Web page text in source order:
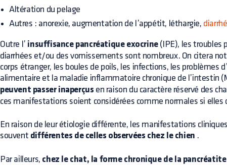
Altération du pelage
Autres : anorexie, augmentation de l’appétit, léthargie,
Outre l’ insuffisance pancréatique exocrine(IPE), les troubles
diarrhées et/ou des vomissements sont nombreux. On citera
corps étranger, les boules de poils, les infections, les problèmes
alimentaire et la maladie inflammatoire chronique de l’intestin
peuvent passer inaperçus en raison du caractère réservé des
ces manifestations soient considérées comme normales si elles
En raison de leur étiologie différente, les manifestations
souvent différentes de celles observées chez le chien .
Par ailleurs, chez le chat, la forme chronique de la